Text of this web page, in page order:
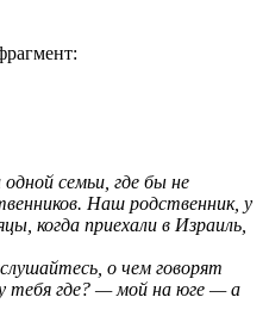
семьи, где бы не
Наш родственник, у
когда приехали в Израиль,
о чем говорят
тебя где? — мой на юге — а